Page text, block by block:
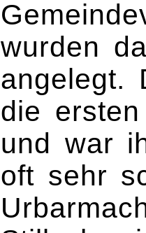
wurden
angelegt.
die
und war
oft sehr